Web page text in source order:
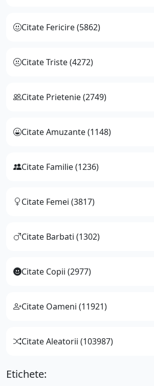
Citate Fericire (5862)
Citate Triste (4272)
Citate Prietenie (2749)
Citate Amuzante (1148)
Citate Familie (1236)
Citate Femei (3817)
Citate Barbati (1302)
Citate Copii (2977)
Citate Oameni (11921)
Citate Aleatorii (103987)
Etichete: